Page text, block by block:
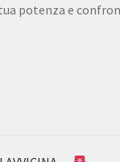
potenza e